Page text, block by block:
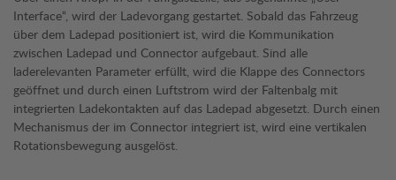
Interface“, wird der Ladevorgang gestartet. Sobald das Fahrzeug
über dem Ladepad positioniert ist, wird die Kommunikation
zwischen Ladepad und Connector aufgebaut. Sind alle
laderelevanten Parameter erfüllt, wird die Klappe des Connectors
geöffnet und durch einen Luftstrom wird der Faltenbalg mit
integrierten Ladekontakten auf das Ladepad abgesetzt. Durch einen
Mechanismus der im Connector integriert ist, wird eine vertikalen
Rotationsbewegung ausgelöst.